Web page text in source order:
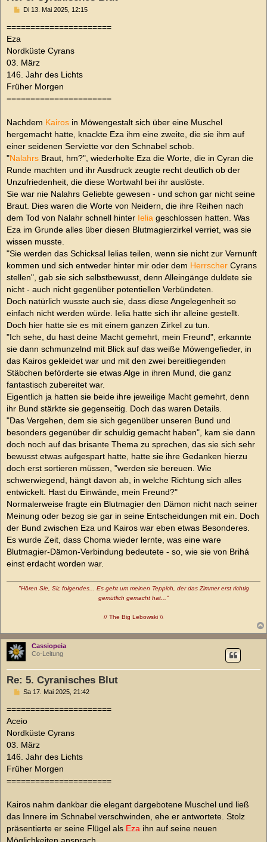
B
i
r
a
g
Di 13. Mai 2025, 12:15
======================
Eza
Nordküste Cyrans
03. März
146. Jahr des Lichts
Früher Morgen
======================
Nachdem Kairos in Möwengestalt sich über eine Muschel
hergemacht hatte, knackte Eza ihm eine zweite, die sie ihm auf
einer seidenen Serviette vor den Schnabel schob.
"Nalahrs Braut, hm?", wiederholte Eza die Worte, die in Cyran die
Runde machten und ihr Ausdruck zeugte recht deutlich ob der
Unzufriedenheit, die diese Wortwahl bei ihr auslöste.
Sie war nie Nalahrs Geliebte gewesen - und schon gar nicht seine
Braut. Dies waren die Worte von Neidern, die ihre Reihen nach
dem Tod von Nalahr schnell hinter Ielia geschlossen hatten. Was
Eza im Grunde alles über diesen Blutmagierzirkel verriet, was sie
wissen musste.
"Sie werden das Schicksal Ielias teilen, wenn sie nicht zur Vernunft
kommen und sich entweder hinter mir oder dem Herrscher Cyrans
stellen", gab sie sich selbstbewusst, denn Alleingänge duldete sie
nicht - auch nicht gegenüber potentiellen Verbündeten.
Doch natürlich wusste auch sie, dass diese Angelegenheit so
einfach nicht werden würde. Ielia hatte sich ihr alleine gestellt.
Doch hier hatte sie es mit einem ganzen Zirkel zu tun.
"Ich sehe, du hast deine Macht gemehrt, mein Freund", erkannte
sie dann schmunzelnd mit Blick auf das weiße Möwengefieder, in
das Kairos gekleidet war und mit den zwei bereitliegenden
Stäbchen beförderte sie etwas Alge in ihren Mund, die ganz
fantastisch zubereitet war.
Eigentlich ja hatten sie beide ihre jeweilige Macht gemehrt, denn
ihr Bund stärkte sie gegenseitig. Doch das waren Details.
"Das Vergehen, dem sie sich gegenüber unseren Bund und
besonders gegenüber dir schuldig gemacht haben", kam sie dann
doch noch auf das brisante Thema zu sprechen, das sie sich sehr
bewusst etwas aufgespart hatte, hatte sie ihre Gedanken hierzu
doch erst sortieren müssen, "werden sie bereuen. Wie
schwerwiegend, hängt davon ab, in welche Richtung sich alles
entwickelt. Hast du Einwände, mein Freund?"
Normalerweise fragte ein Blutmagier den Dämon nicht nach seiner
Meinung oder bezog sie gar in seine Entscheidungen mit ein. Doch
der Bund zwischen Eza und Kairos war eben etwas Besonderes.
Es wurde Zeit, dass Choma wieder lernte, was eine ware
Blutmagier-Dämon-Verbindung bedeutete - so, wie sie von Brihá
einst erdacht worden war.
"Hören Sie, Sir, folgendes... Es geht um meinen Teppich, der das Zimmer erst richtig
gemütlich gemacht hat..."
// The Big Lebowski \\
Cassiopeia
Co-Leitung
Re: 5. Cyranisches Blut
B
i
r
a
g
Sa 17. Mai 2025, 21:42
======================
Aceio
Nordküste Cyrans
03. März
146. Jahr des Lichts
Früher Morgen
======================
Kairos nahm dankbar die elegant dargebotene Muschel und ließ
das Innere im Schnabel verschwinden, ehe er antwortete. Stolz
präsentierte er seine Flügel als Eza ihn auf seine neuen